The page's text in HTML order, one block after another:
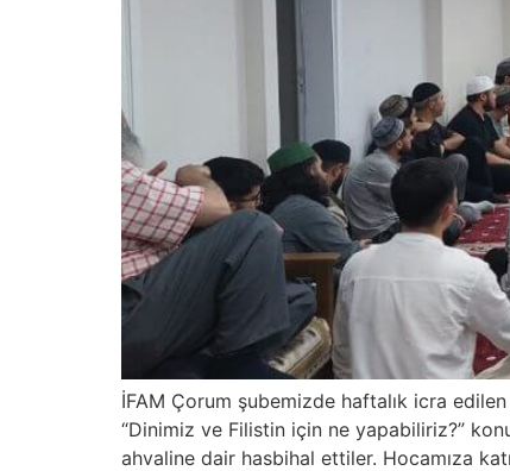
İFAM Çorum şubemizde haftalık icra
“Dinimiz ve Filistin için ne yapabiliriz?”
ahvaline dair hasbihal ettiler. Hocamıza